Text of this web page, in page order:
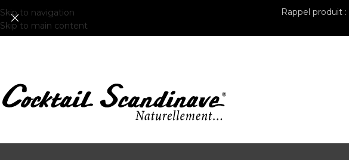
Skip to navigation
Skip to main content
Rappel produit :